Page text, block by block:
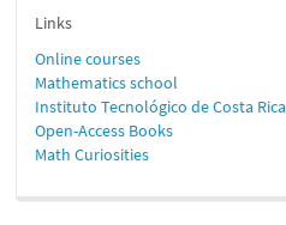
enlaces
Links
Onlinecourses
Mathematics school
Instituto Tecnológico de Costa Rica
Open-Access Books
Math Curiosities